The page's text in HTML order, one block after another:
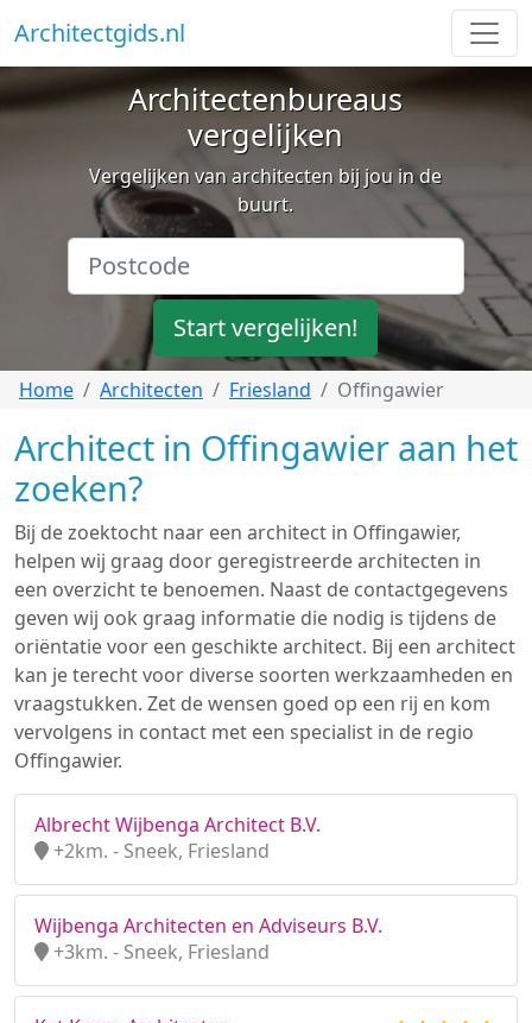
Architectgids.nl
Architectenbureaus
vergelijken
Vergelijken van architecten bij jou in de
buurt.
Start vergelijken!
Home Architecten Friesland Offingawier
Architect in Offingawier aan het
zoeken?
Bij de zoektocht naar een architect in Offingawier,
helpen wij graag door geregistreerde architecten in
een overzicht te benoemen. Naast de contactgegevens
geven wij ook graag informatie die nodig is tijdens de
oriëntatie voor een geschikte architect. Bij een architect
kan je terecht voor diverse soorten werkzaamheden en
vraagstukken. Zet de wensen goed op een rij en kom
vervolgens in contact met een specialist in de regio
Offingawier.
Albrecht Wijbenga Architect B.V.
+2km. - Sneek, Friesland
Wijbenga Architecten en Adviseurs B.V.
+3km. - Sneek, Friesland